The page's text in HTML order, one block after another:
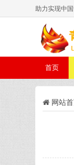
助力实现中
首页
网站